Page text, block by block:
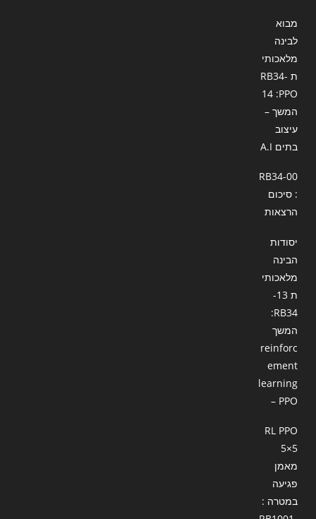
מבוא
לבינה
מלאכותי
ת RB34-
14 :PPO
המשך –
עיצוב
בתים A.I
RB34-00
: סיכום
הרצאות
יסודות
הבינה
מלאכותי
ת 13-
RB34:
המשך
reinforc
ement
learning
– PPO
RL PPO
5×5
מאמן
פגיעה
במטרה :